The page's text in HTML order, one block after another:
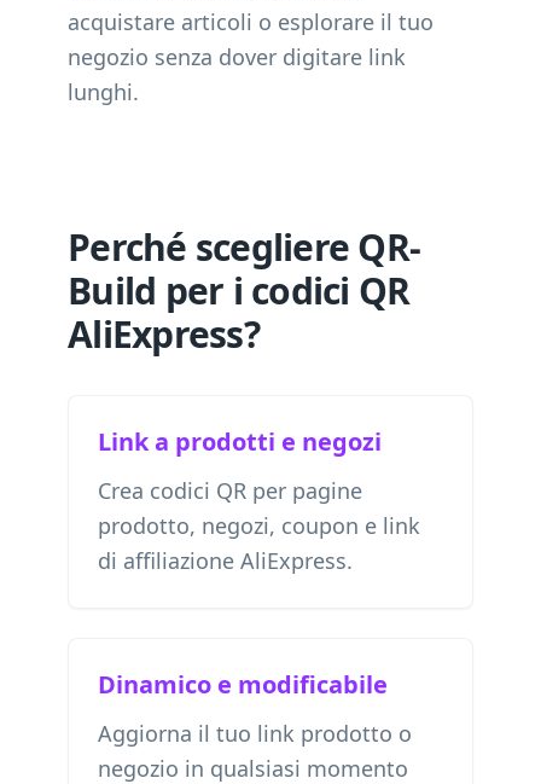
acquistare articoli o esplorare il tuo
negozio senza dover digitare link
lunghi.
Perché scegliere QR-
Build per i codici QR
AliExpress?
Link a prodotti e negozi
Crea codici QR per pagine
prodotto, negozi, coupon e link
di affiliazione AliExpress.
Dinamico e modificabile
Aggiorna il tuo link prodotto o
negozio in qualsiasi momento